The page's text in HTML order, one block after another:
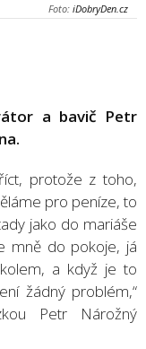
Foto: iDobryDen.cz
a bavič Petr
protože z toho,
pro peníze, to
jako do mariáše
mně do pokoje, já
a když je to
žádný problém,“
Petr Nárožný